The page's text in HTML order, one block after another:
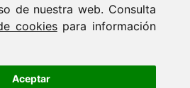
de nuestra web. Consulta
cookiespara información
Aceptar